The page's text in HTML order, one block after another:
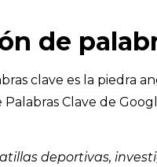
de
clave es la piedra
Clave de
deportivas,